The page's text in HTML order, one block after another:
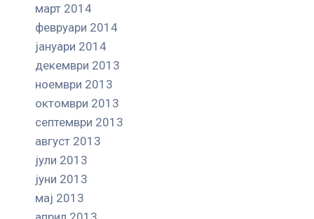
март 2014
февруари 2014
јануари 2014
декември 2013
ноември 2013
октомври 2013
септември 2013
август 2013
јули 2013
јуни 2013
мај 2013